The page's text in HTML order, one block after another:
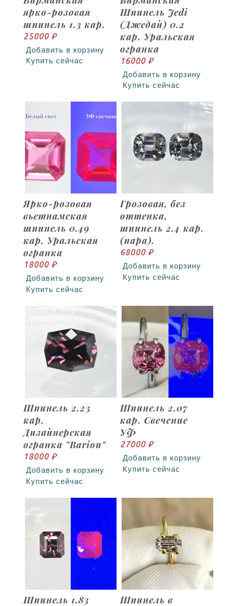
ярко-розовая
шпинель 1.3 кар.
25000 ₽
Добавить в корзину
Купить сейчас
Шпинель Jedi
(Джедай) 0.2
кар. Уральская
огранка
16000 ₽
Добавить в корзину
Купить сейчас
Ярко-розовая
вьетнамская
шпинель 0.49
кар. Уральская
огранка
18000 ₽
Добавить в корзину
Купить сейчас
Грозовая, без
оттенка,
шпинель 2.4 кар.
(пара).
68000 ₽
Добавить в корзину
Купить сейчас
Шпинель 2.23
кар.
Дизайнерская
огранка "Barion"
18000 ₽
Добавить в корзину
Купить сейчас
Шпинель 2.07
кар. Свечение
УФ
27000 ₽
Добавить в корзину
Купить сейчас
Шпинель 1.83
Шпинель в